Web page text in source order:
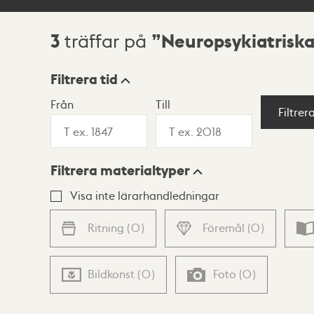
Sökresultat
3 träffar på
Visningsläge
Lista Karta
Filtrera tid
Från Till
Filtrera materialtyper
Visa inte lärarhandledningar
Ritning (0) Föremål (0)
Bildkonst (0) Foto (0)